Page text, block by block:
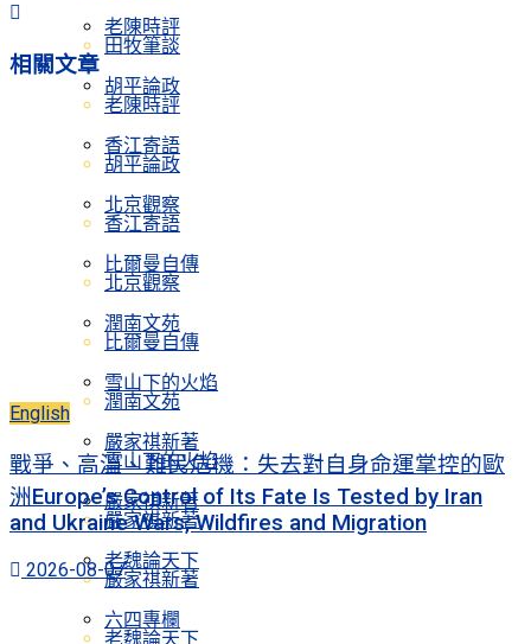
老陳時評
胡平論政
香江寄語
北京觀察
比爾曼自傳
潤南文苑
雪山下的火焰
嚴家祺新著
嚴家祺新著
老魏論天下
六四專欄
田牧筆談
老陳時評
胡平論政
香江寄語
北京觀察
比爾曼自傳
潤南文苑
雪山下的火焰
嚴家祺新著
嚴家祺新著
老魏論天下
相關文章
English
戰爭、高溫、難民危機：失去對自身命運掌控的歐
洲Europe’s Control of Its Fate Is Tested by Iran
and Ukraine Wars, Wildfires and Migration
2026-08-07